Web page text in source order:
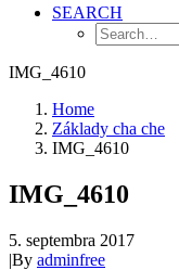
SEARCH
IMG_4610
Home
Základy cha che
IMG_4610
IMG_4610
5. septembra 2017
|By adminfree